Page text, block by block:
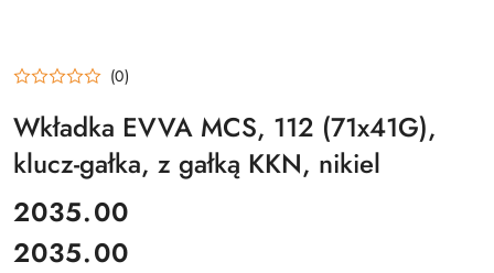
(0)
Wkładka EVVA MCS, 112 (71x41G),
klucz-gałka, z gałką KKN, nikiel
cena:
2035.00
Cena:
2035.00